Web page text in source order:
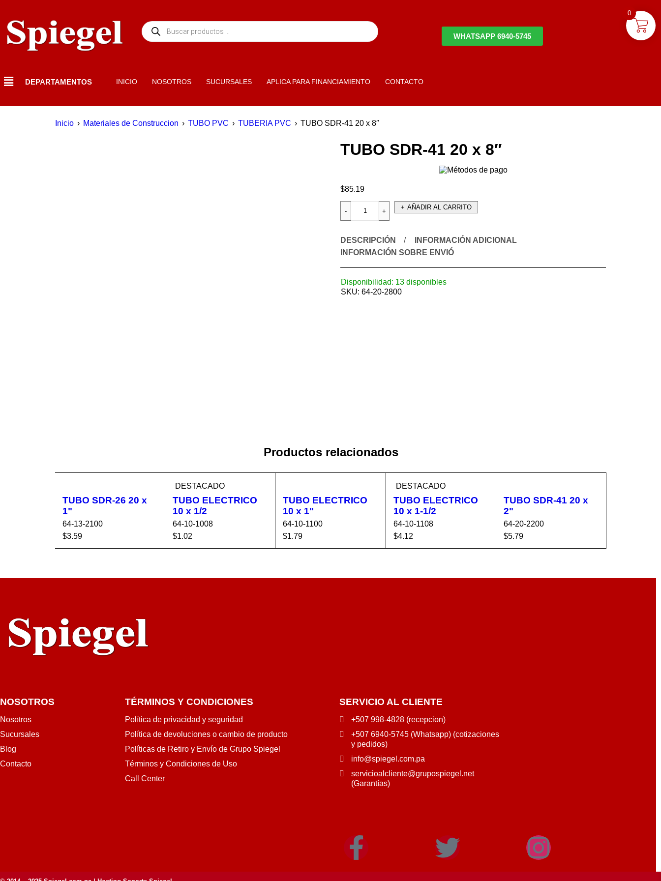
WHATSAPP 6940-5745
DEPARTAMENTOS INICIO NOSOTROS SUCURSALES APLICA PARA FINANCIAMIENTO CONTACTO
Inicio › Materiales de Construccion › TUBO PVC › TUBERIA PVC › TUBO SDR-41 20 x 8″
TUBO SDR-41 20 x 8″
$85.19
AÑADIR AL CARRITO
DESCRIPCIÓN
INFORMACIÓN ADICIONAL
INFORMACIÓN SOBRE ENVIÓ
Disponibilidad: 13 disponibles
SKU: 64-20-2800
Productos relacionados
TUBO SDR-26 20 x
1"
64-13-2100
$3.59
AÑADIR AL CA
VISTA
DESTACADO
TUBO ELECTRICO
10 x 1/2
64-10-1008
$1.02
AÑADIR AL CA
VISTA
TUBO ELECTRICO
10 x 1"
64-10-1100
$1.79
AÑADIR AL CA
VISTA
DESTACADO
TUBO ELECTRICO
10 x 1-1/2
64-10-1108
$4.12
AÑADIR AL CA
VISTA
TUBO SDR-41 20 x
2"
64-20-2200
$5.79
AÑADIR AL CA
VISTA
NOSOTROS
Nosotros
Sucursales
Blog
Contacto
TÉRMINOS Y CONDICIONES
Política de privacidad y seguridad
Política de devoluciones o cambio de producto
Políticas de Retiro y Envío de Grupo Spiegel
Términos y Condiciones de Uso
Call Center
SERVICIO AL CLIENTE
+507 998-4828 (recepcion)
+507 6940-5745 (Whatsapp) (cotizaciones
y pedidos)
info@spiegel.com.pa
servicioalcliente@grupospiegel.net
(Garantías)
0